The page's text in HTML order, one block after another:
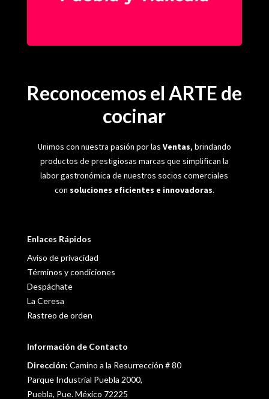
Reconocemos el ARTE de
cocinar
Unimos con nuestra pasión por las Ventas, brindando
productos de prestigiosas marcas que simplifican la
labor gastronómica de nuestros socios comerciales
con soluciones eficientes e innovadoras.
Enlaces Rápidos
Aviso de privacidad
Términos y condiciones
Despáchate
La Ceresa
Rastreo de orden
Información de Contacto
Dirección: Camino a la Resurrección # 80
Parque Industrial Puebla 2000,
Puebla, Pue. México 72225